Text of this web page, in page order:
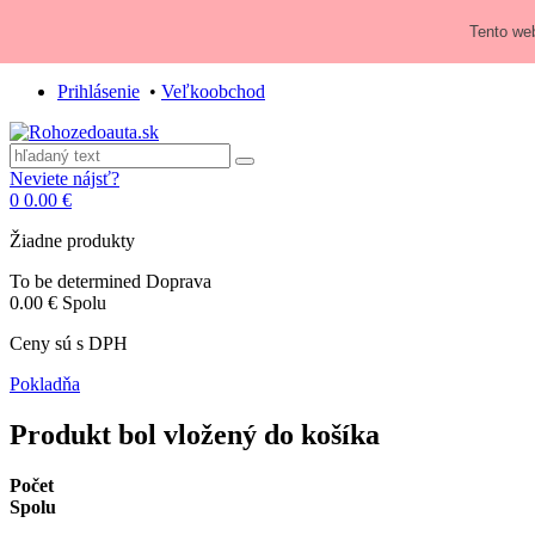
Prihlásenie • Veľkoobchod
Neviete nájsť?
0 0.00 €
Žiadne produkty
To be determined Doprava
0.00 € Spolu
Ceny sú s DPH
Pokladňa
Produkt bol vložený do košíka
Počet
Spolu
Tento